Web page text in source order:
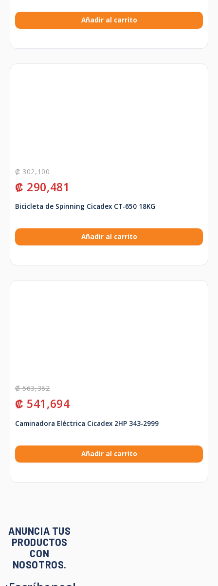
Añadir al carrito
₡302,100
₡ 290,481
Bicicleta de Spinning Cicadex CT-650 18KG
Añadir al carrito
₡563,362
₡ 541,694
Caminadora Eléctrica Cicadex 2HP 343-2999
Añadir al carrito
ANUNCIA TUS
PRODUCTOS
CON
NOSOTROS.